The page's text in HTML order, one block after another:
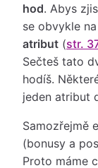
hod. Abys
se obvykle na
atribut (str.
Sečteš tato
hodíš.
jeden atribut
Samozřejmě
(bonusy a
Proto máme